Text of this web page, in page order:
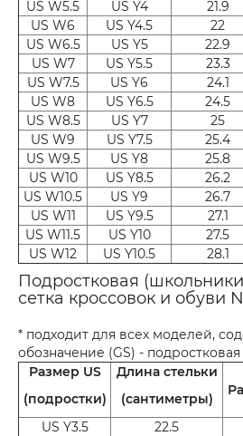
US W5.5 US Y4 21.9
US W6
US Y4.5 22
US W6.5
US Y5 22.9
US W7
US Y5.5 23.3
US W7.5
US Y6 24.1
US W8
US Y6.5 24.5
US W8.5
US Y7 25
US W9
US Y7.5 25.4
US W9.5
US Y8 25.8
US W10
US Y8.5 26.2
US W10.5
US Y9 26.7
US W11
US Y9.5 27.1
US W11.5
US Y10 27.5
US W12
US Y10.5 28.1
Подростковая
сетка кроссовок и обуви
* подходит для всех моделей,
обозначение (GS) -
Размер US
(подростки)
Длина стельки
(сантиметры)
US Y3.5 22.5